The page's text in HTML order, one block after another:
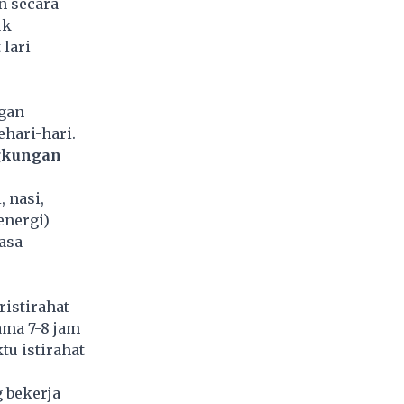
lari
hari.
nasi,
7-8 jam
istirahat
bekerja